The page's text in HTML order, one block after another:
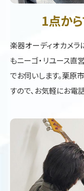
1点か
楽器オーディオカメ
もニーゴ・リユース直
でお伺いします。栗原
すので、お気軽にお電